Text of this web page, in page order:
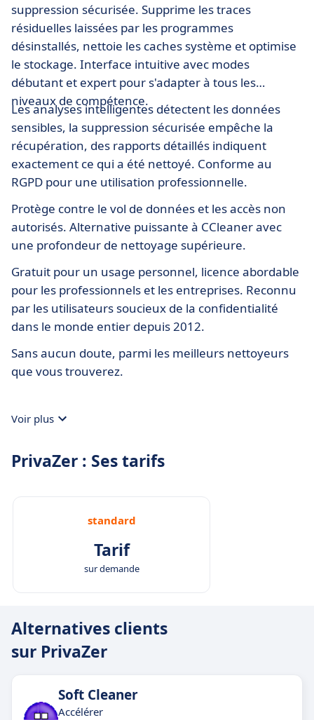
suppression sécurisée. Supprime les traces
résiduelles laissées par les programmes
désinstallés, nettoie les caches système et optimise
le stockage. Interface intuitive avec modes
débutant et expert pour s'adapter à tous les
niveaux de compétence.
Les analyses intelligentes détectent les données
sensibles, la suppression sécurisée empêche la
récupération, des rapports détaillés indiquent
exactement ce qui a été nettoyé. Conforme au
RGPD pour une utilisation professionnelle.
Protège contre le vol de données et les accès non
autorisés. Alternative puissante à CCleaner avec
une profondeur de nettoyage supérieure.
Gratuit pour un usage personnel, licence abordable
pour les professionnels et les entreprises. Reconnu
par les utilisateurs soucieux de la confidentialité
dans le monde entier depuis 2012.
Sans aucun doute, parmi les meilleurs nettoyeurs
que vous trouverez.
Voir plus
PrivaZer : Ses tarifs
standard
Tarif
sur demande
Alternatives clients
sur PrivaZer
Soft Cleaner
Accélérer